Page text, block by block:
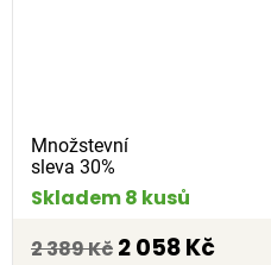
Množstevní
sleva 30%
Skladem 8 kusů
2 389 Kč 2 058 Kč